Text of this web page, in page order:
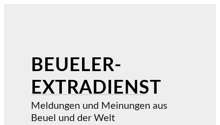
BEUELER-
EXTRADIENST
Meldungen und Meinungen aus
Beuel und der Welt